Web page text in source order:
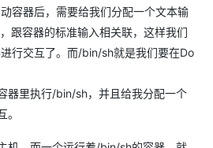
容器后，需要给我们分配一个文本输
跟容器的标准输入相关联，这样我们
行交互了。而/bin/sh就是我们要在Do
器里执行/bin/sh，并且给我分配一个